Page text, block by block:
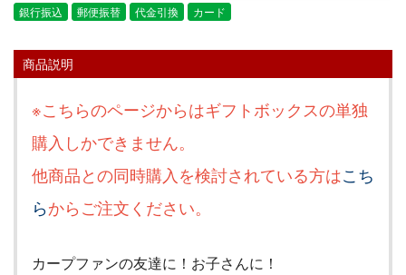
銀行振込 郵便振替 代金引換 カード
商品説明
※こちらのページからはギフトボックスの単独
購入しかできません。
他商品との同時購入を検討されている方はこち
らからご注文ください。
カープファンの友達に！お子さんに！